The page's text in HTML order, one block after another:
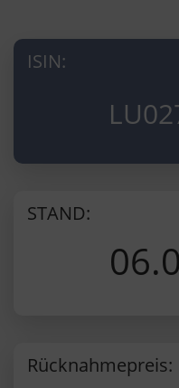
ISIN:
STAND:
Rücknahmepreis: